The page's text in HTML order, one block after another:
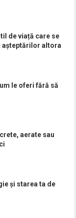
de viață care se
așteptărilor altora
le oferi fără să
aerate sau
și starea ta de